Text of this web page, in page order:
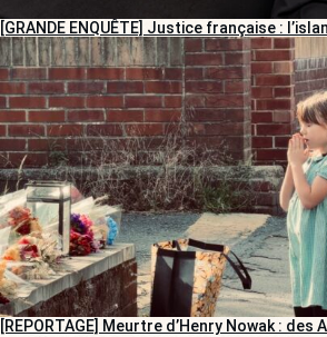
[GRANDE ENQUÊTE] Justice française :
[REPORTAGE] Meurtre d’Henry Nowak :